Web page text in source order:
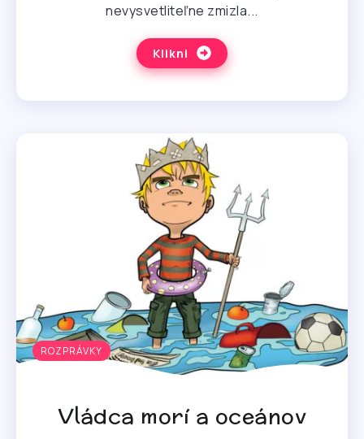
nevysvetliteľne zmizla...
Klikni
ROZPRÁVKY
Vládca morí a oceánov